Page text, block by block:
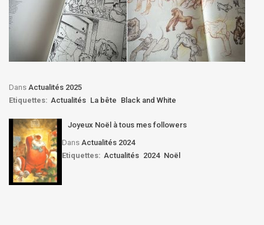
Dans Actualités 2025
Etiquettes: Actualités La bête Black and White
Joyeux Noël à tous mes followers
Dans Actualités 2024
Etiquettes: Actualités 2024 Noël